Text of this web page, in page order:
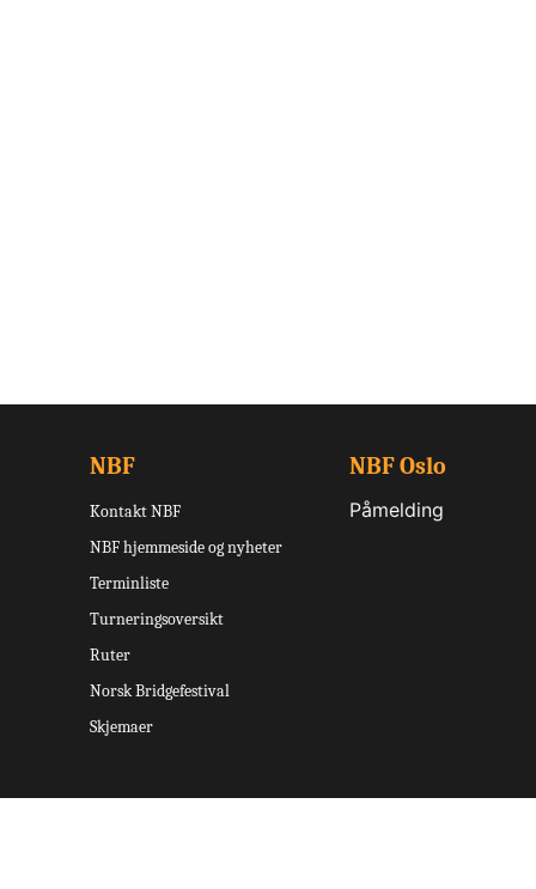
NBF
Kontakt NBF
NBF hjemmeside og nyheter
Terminliste
Turneringsoversikt
Ruter
Norsk Bridgefestival
Skjemaer
NBF Oslo
Påmelding